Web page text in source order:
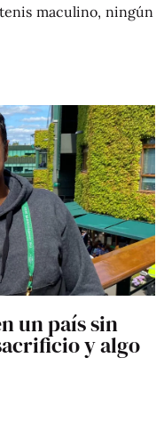
maculino, ningún
un país sin
y algo